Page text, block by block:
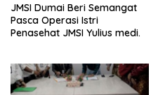
JMSI Dumai Beri Semangat
Pasca Operasi Istri
Penasehat JMSI Yulius medi.